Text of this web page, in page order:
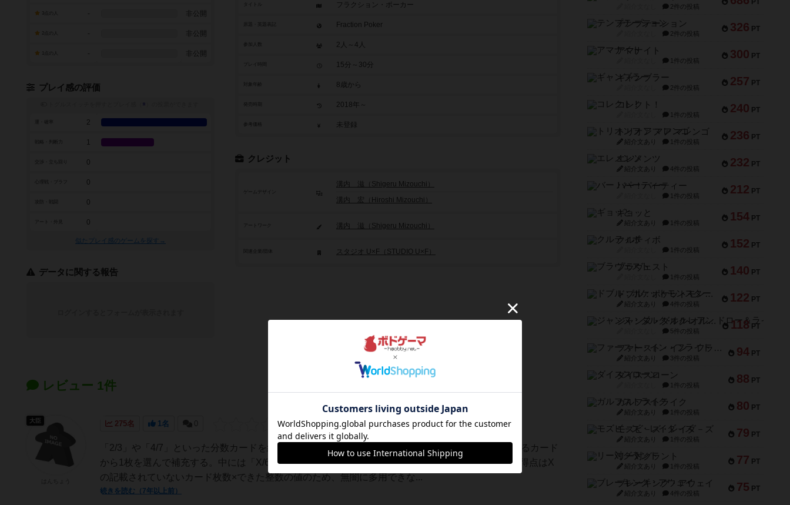
タイトル フラクション・ポーカー
Fraction Poker
参加人数 2人～4人
15分～30分
8歳から
2018年～
未登録
クレジット
溝内 滋（Shigeru Mizouchi）
溝内 宏（Hiroshi Mizouchi）
アートワーク 溝内 滋（Shigeru Mizouchi）
スタジオ U×F（STUDIO U×F）
- 非公開
- 非公開
- 非公開
プレイ感の評価
※
2
1
0
0
0
アート・外見 0
似たプレイ感のゲームを探す→
データに関する報告
レビュー 1件
275名 1名 0
「2/3」や「4/7」といった分数カードを組み合わせ、整数を作れば得点。手番毎に共通の場に出ているカード
から1枚を選んで補充する。中には「X/6」のような1未満なら自由に使える便利なカードもあるが、得点はX
の記載されていないカード枚数×できた整数の値のため、無闇に多用できな...
続きを読む（7年以上前）
大臣
PT
2件の投稿
326 PT
テンプテーション
2件の投稿
300 PT
アマナイト
1件の投稿
257 PT
ギャンブラー
2件の投稿
240 PT
コレクト！
1件の投稿
236 PT
トリオンフ ア マレンゴ
紹介文あり 1件の投稿
232 PT
エレメンツ
紹介文あり 4件の投稿
212 PT
バー！パーティー
1件の投稿
154 PT
ギョッと
紹介文あり 1件の投稿
152 PT
クルティボ
1件の投稿
140 PT
ブラヴェスト
1件の投稿
122 PT
ドブル：ポケットモンスター
紹介文あり 4件の投稿
118 PT
ジャンヌ・ダルク-オルレアン ドロー＆ライト
5件の投稿
94 PT
ファースト・イン・フライト
紹介文あり 3件の投稿
88 PT
ダイススローン
1件の投稿
80 PT
ガルフストライク
紹介文あり 1件の投稿
79 PT
モズビ－ズ・レイダ－ズ
紹介文あり 1件の投稿
77 PT
リー対グラント
紹介文あり 1件の投稿
75 PT
ブレーキング・アウェイ
紹介文あり 4件の投稿